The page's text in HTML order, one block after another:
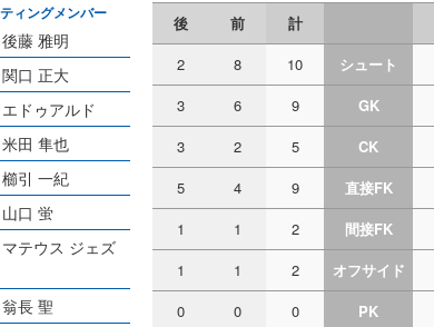
ィングメンバー
後藤 雅明
関口 正大
エドゥアルド
米田 隼也
櫛引 一紀
山口 蛍
マテウス ジェズ
翁長 聖
後 前 計
2
8 10 シュート
3
6 9 GK
3
2 5 CK
5
4 9 直接FK
1
1 2 間接FK
1
1 2 オフサイド
0
0 0 PK